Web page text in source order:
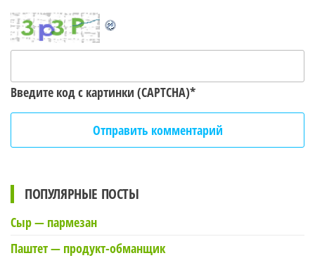
Введите код с картинки (CAPTCHA)*
ПОПУЛЯРНЫЕ ПОСТЫ
Сыр — пармезан
Паштет — продукт-обманщик